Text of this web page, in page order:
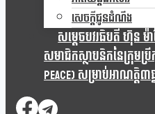
សេចក្តីជូនដំណឹង
សម្តេចបវរធិបតី ហ៊ុន ម៉
សមាជិកស្ថាបនិកនៃក្រុមប្
Peace) សម្រាប់អាណត្តិ៣ឆ្